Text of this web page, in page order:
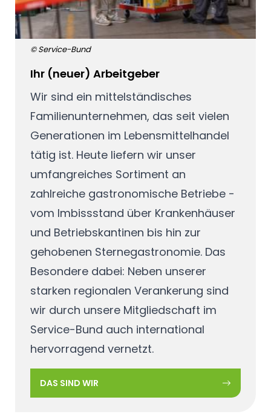
© Service-Bund
Ihr (neuer) Arbeitgeber
Wir sind ein mittelständisches
Familienunternehmen, das seit vielen
Generationen im Lebensmittelhandel
tätig ist. Heute liefern wir unser
umfangreiches Sortiment an
zahlreiche gastronomische Betriebe -
vom Imbissstand über Krankenhäuser
und Betriebskantinen bis hin zur
gehobenen Sternegastronomie. Das
Besondere dabei: Neben unserer
starken regionalen Verankerung sind
wir durch unsere Mitgliedschaft im
Service-Bund auch international
hervorragend vernetzt.
DAS SIND WIR